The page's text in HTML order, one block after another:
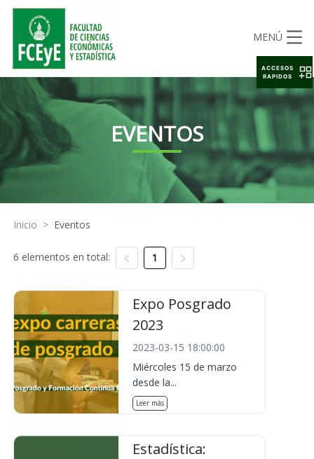
MENÚ
EVENTOS
Inicio > Eventos
6 elementos en total: 1
Expo Posgrado
2023
2023-03-15 18:00:00
Miércoles 15 de marzo
desde la...
Leer más
Estadística:
ACCESOS
RAPIDOS